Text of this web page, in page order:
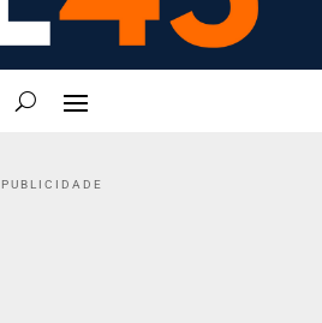
PUBLICIDADE